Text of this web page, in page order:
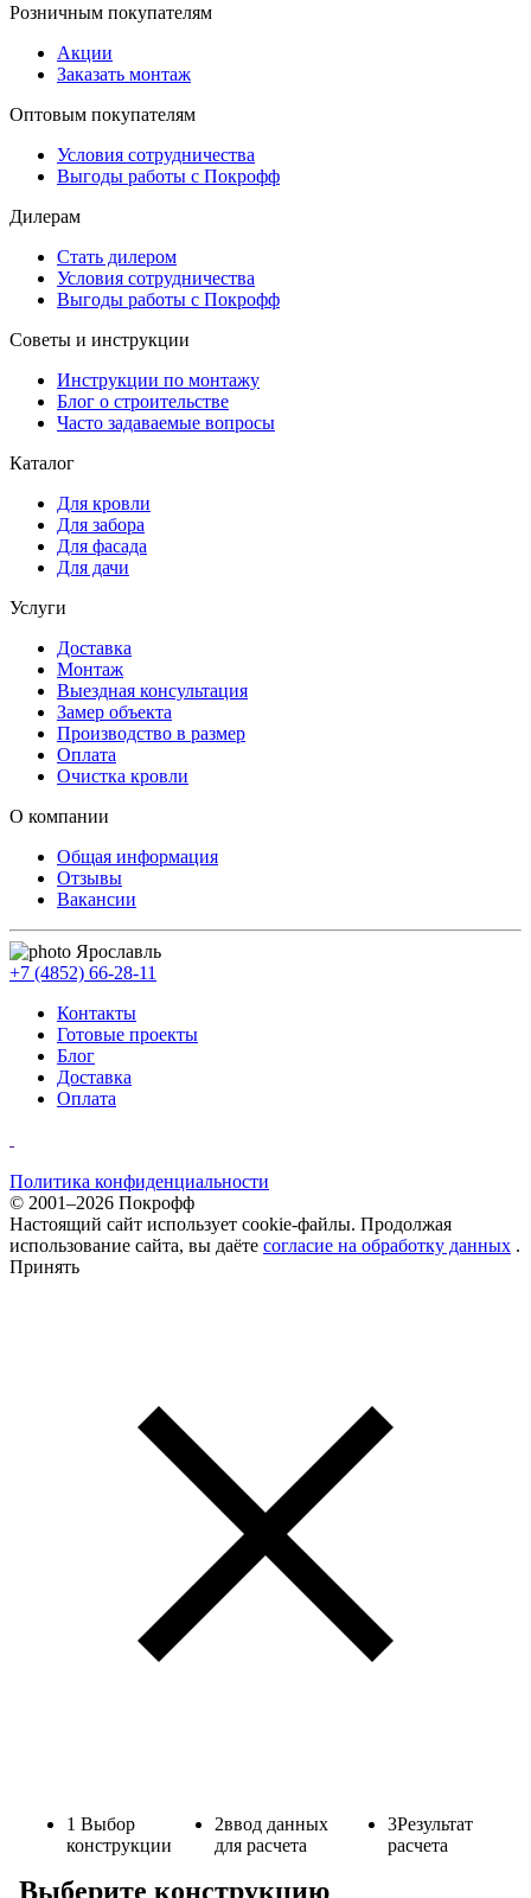
Розничным покупателям
Акции
Заказать монтаж
Оптовым покупателям
Условия сотрудничества
Выгоды работы с Покрофф
Дилерам
Стать дилером
Условия сотрудничества
Выгоды работы с Покрофф
Советы и инструкции
Инструкции по монтажу
Блог о строительстве
Часто задаваемые вопросы
Каталог
Для кровли
Для забора
Для фасада
Для дачи
Услуги
Доставка
Монтаж
Выездная консультация
Замер объекта
Производство в размер
Оплата
Очистка кровли
О компании
Общая информация
Отзывы
Вакансии
Ярославль
+7 (4852) 66-28-11
Контакты
Готовые проекты
Блог
Доставка
Оплата
Политика конфиденциальности
© 2001–2026 Покрофф
Настоящий сайт использует cookie-файлы. Продолжая
использование сайта, вы даёте согласие на обработку данных .
Принять